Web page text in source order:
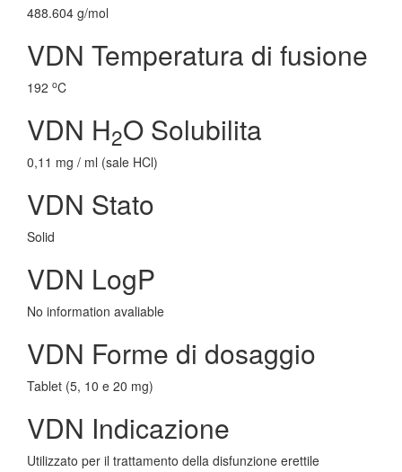
488.604 g/mol
VDN Temperatura di fusione
192 oC
VDN H2O Solubilita
0,11 mg / ml (sale HCl)
VDN Stato
Solid
VDN LogP
No information avaliable
VDN Forme di dosaggio
Tablet (5, 10 e 20 mg)
VDN Indicazione
Utilizzato per il trattamento della disfunzione erettile